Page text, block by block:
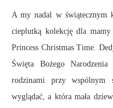
A my nadal w świątecznym
cieplutką kolekcję dla
Princess Christmas Time.
Święta Bożego
rodzinami przy wspólnym
wyglądać, a która mała